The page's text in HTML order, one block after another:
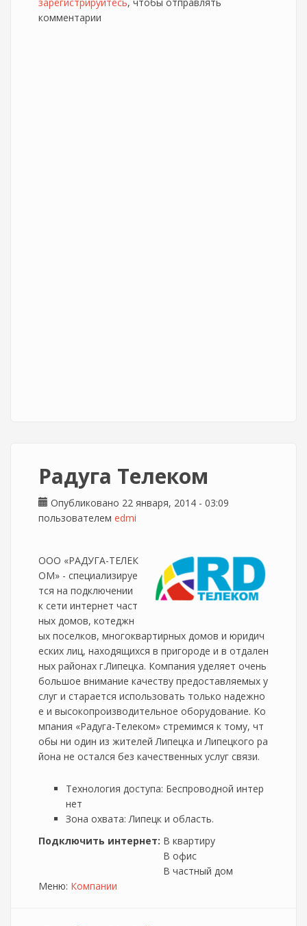
комментарии
Радуга Телеком
Опубликовано 22 января, 2014 - 03:09
пользователем edmi
ООО «РАДУГА-ТЕЛЕК
ОМ» - специализируе
тся на подключении
к сети интернет част
ных домов, котеджн
ых поселков, многоквартирных домов и юридич
еских лиц, находящихся в пригороде и в отдален
ных районах г.Липецка. Компания уделяет очень
большое внимание качеству предоставляемых у
слуг и старается использовать только надежно
е и высокопроизводительное оборудование. Ко
мпания «Радуга-Телеком» стремимся к тому, чт
обы ни один из жителей Липецка и Липецкого ра
йона не остался без качественных услуг связи.
Технология доступа: Беспроводной интер
нет
Зона охвата: Липецк и область.
Подключить интернет: В квартиру
В офис
В частный дом
Меню: Компании